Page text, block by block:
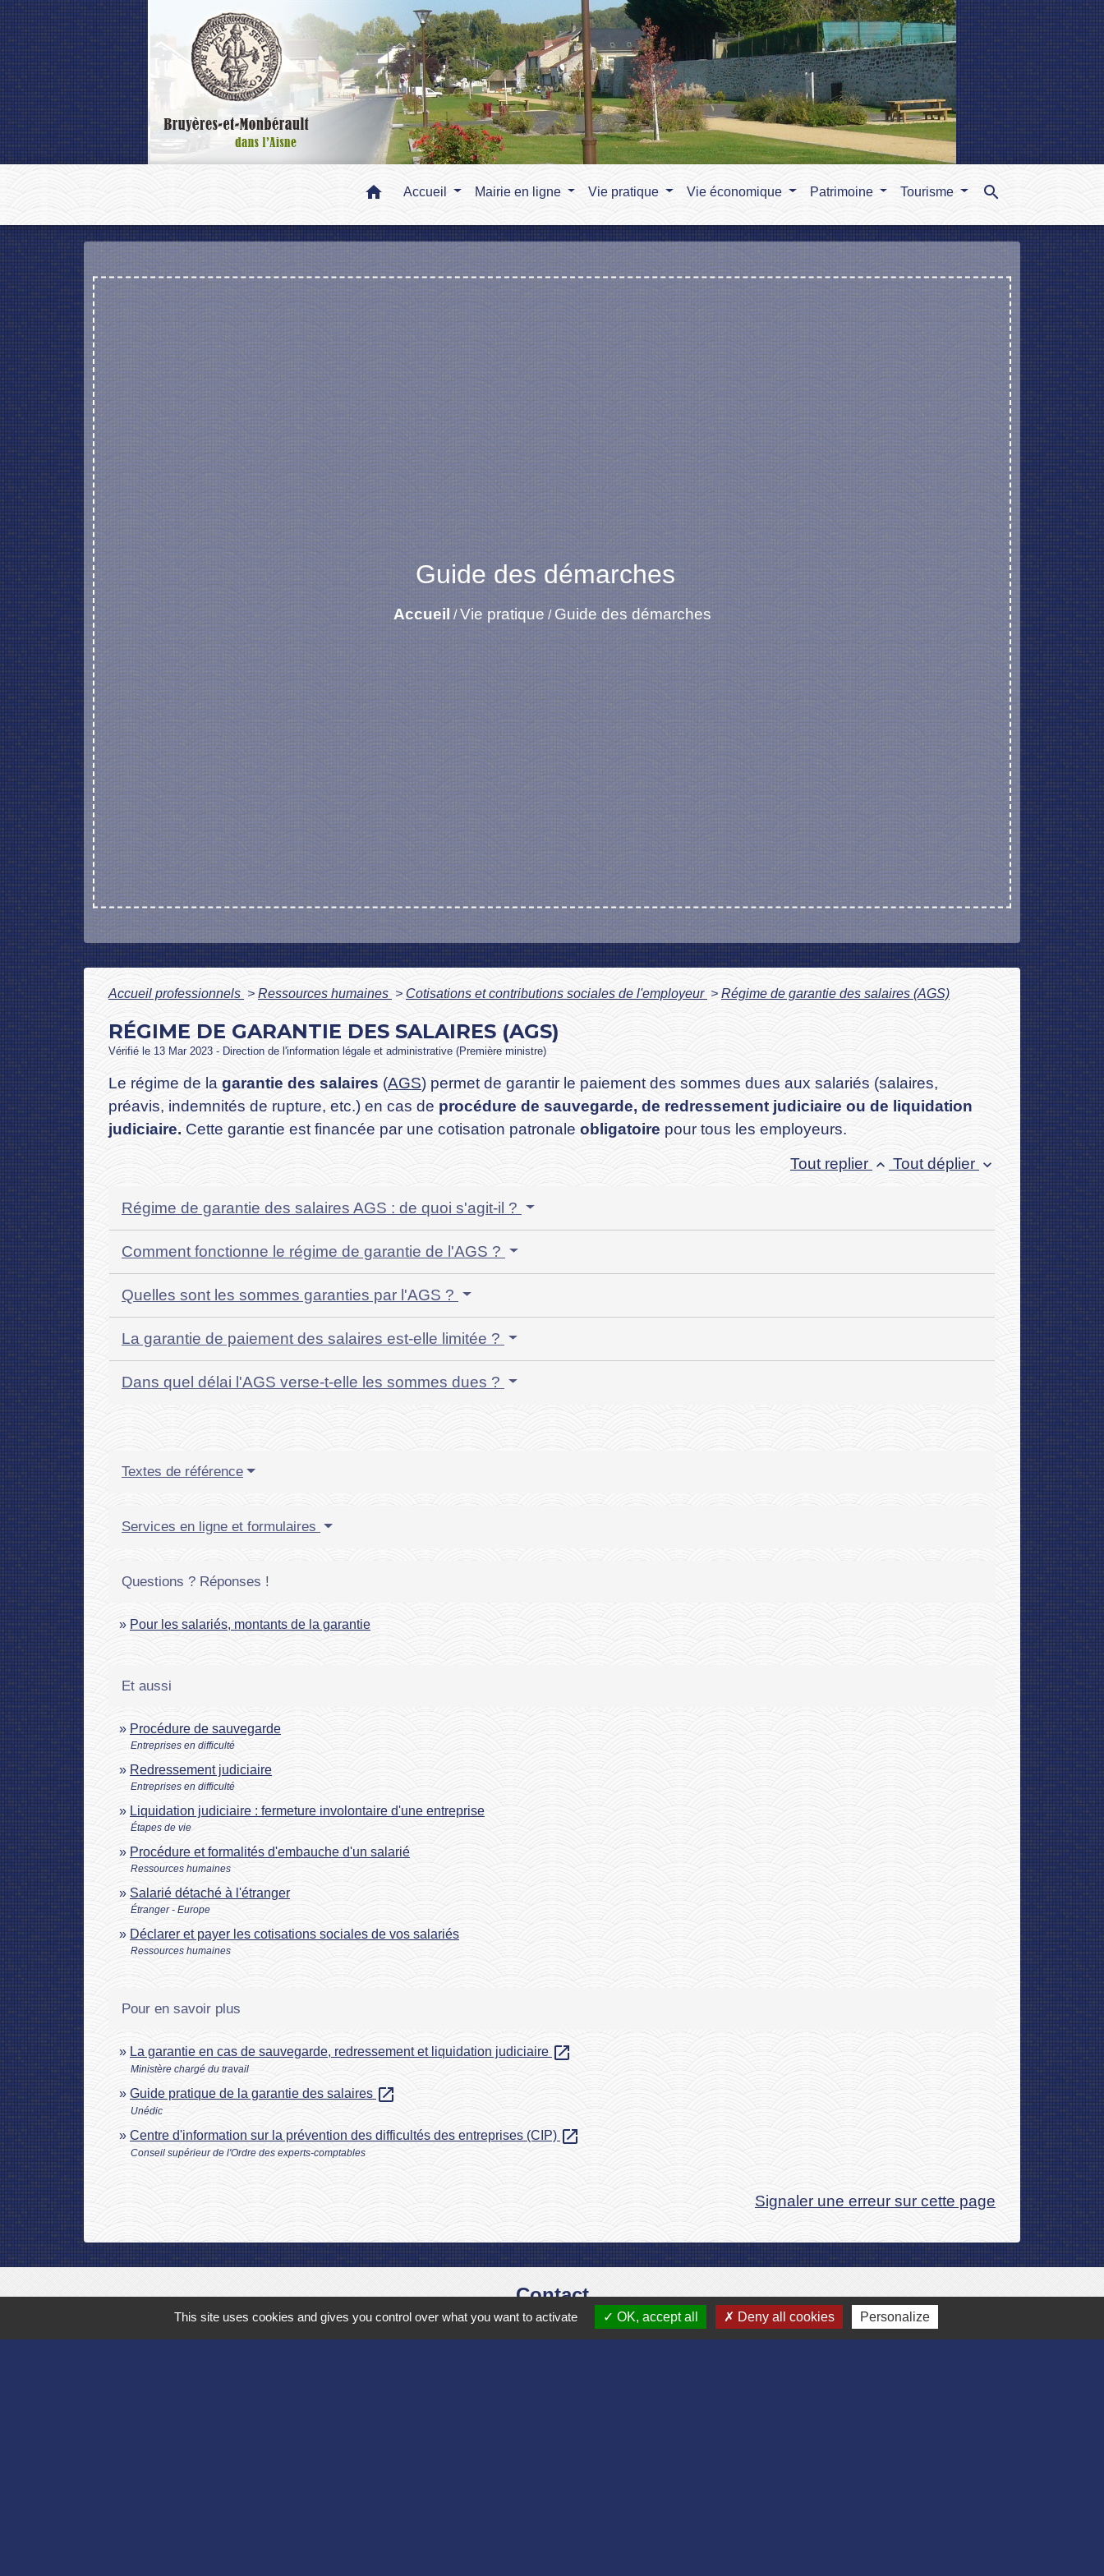
home Accueil Mairie en ligne Vie pratique Vie économique Patrimoine Tourisme search
Guide des démarches
Accueil /Vie pratique / Guide des démarches
Accueil professionnels > Ressources humaines > Cotisations et contributions sociales de l'employeur > Régime de garantie des salaires (AGS)
RÉGIME DE GARANTIE DES SALAIRES (AGS)
Vérifié le 13 Mar 2023 - Direction de l'information légale et administrative (Première ministre)
Le régime de la garantie des salaires (AGS) permet de garantir le paiement des sommes dues aux salariés (salaires,
préavis, indemnités de rupture, etc.) en cas de procédure de sauvegarde, de redressement judiciaire ou de liquidation
judiciaire. Cette garantie est financée par une cotisation patronale obligatoire pour tous les employeurs.
Tout replier keyboard_arrow_up Tout déplier keyboard_arrow_down
Régime de garantie des salaires AGS : de quoi s'agit-il ?
Comment fonctionne le régime de garantie de l'AGS ?
Quelles sont les sommes garanties par l'AGS ?
La garantie de paiement des salaires est-elle limitée ?
Dans quel délai l'AGS verse-t-elle les sommes dues ?
Textes de référence
Services en ligne et formulaires
Questions ? Réponses !
Pour les salariés, montants de la garantie
Et aussi
Procédure de sauvegarde
Entreprises en difficulté
Redressement judiciaire
Entreprises en difficulté
Liquidation judiciaire : fermeture involontaire d'une entreprise
Étapes de vie
Procédure et formalités d'embauche d'un salarié
Ressources humaines
Salarié détaché à l'étranger
Étranger - Europe
Déclarer et payer les cotisations sociales de vos salariés
Ressources humaines
Pour en savoir plus
La garantie en cas de sauvegarde, redressement et liquidation judiciaire open_in_new
Ministère chargé du travail
Guide pratique de la garantie des salaires open_in_new
Unédic
Centre d'information sur la prévention des difficultés des entreprises (CIP) open_in_new
Conseil supérieur de l'Ordre des experts-comptables
Signaler une erreur sur cette page
Contact
Commune de Bruyères et Montbérault
This site uses cookies and gives you control over what you want to activate OK, accept all Deny all cookies Personalize